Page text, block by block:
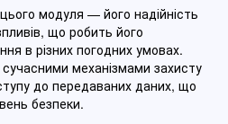
модуля — його надійність
що робить його
в різних погодних умовах.
механізмами захисту
до передаваних даних, що
безпеки.